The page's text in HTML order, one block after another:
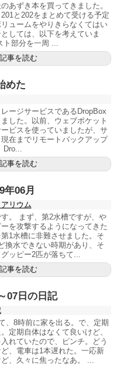
あずき本を買ってきました。
と202をまとめて受ける予定
ュームをやりきらなくてはい
しては、以下を考えていま
部分を一周 ...
記事を読む
めた
ージサービスであるDropBox
した。以前、ウェブポケット
ビスを使っていましたが、サ
在までリモートバックアップ
記事を読む
06月
リウム
。 まず、第2水槽ですが、や
を攻撃するようになってきた
1水槽に非難させました。そ
換水できない時期があり、そ
ッピー2匹が落ちて...
記事を読む
07日の日記
、8時前に家を出る。で、定期
定期自体はなくて良いけど、
れていたので、ピンチ。どう
、電車は1本遅れた。一応新
、久々に焦ったなあ。 ...